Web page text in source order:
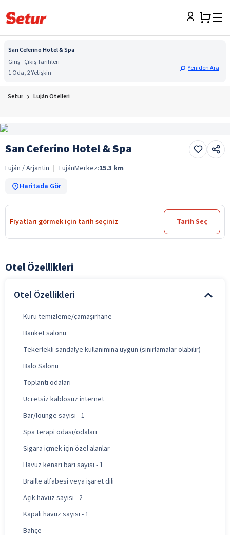
San Ceferino Hotel & Spa
Giriş - Çıkış Tarihleri
1 Oda, 2 Yetişkin
Yeniden Ara
Setur Luján Otelleri
San Ceferino Hotel & Spa
Luján / Arjantin | LujánMerkez:15.3 km
Haritada Gör
Fiyatları görmek için tarih seçiniz Tarih Seç
Otel Özellikleri
Otel Özellikleri
Kuru temizleme/çamaşırhane
Banket salonu
Tekerlekli sandalye kullanımına uygun (sınırlamalar olabilir)
Balo Salonu
Toplantı odaları
Ücretsiz kablosuz internet
Bar/lounge sayısı - 1
Spa terapi odası/odaları
Sigara içmek için özel alanlar
Havuz kenarı barı sayısı - 1
Braille alfabesi veya işaret dili
Açık havuz sayısı - 2
Kapalı havuz sayısı - 1
Bahçe